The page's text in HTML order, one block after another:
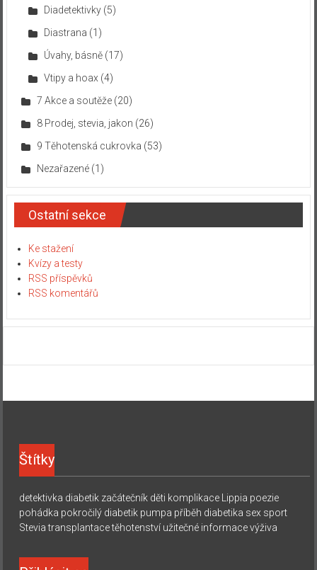
Diadetektivky(5)
Diastrana (1)
Úvahy, básně(17)
Vtipy a hoax (4)
7 Akce a soutěže(20)
8 Prodej, stevia, jakon (26)
9 Těhotenská cukrovka (53)
Nezařazené(1)
Ostatní sekce
Ke stažení
Kvízy a testy
RSS příspěvků
RSS komentářů
Štítky
detektivka diabetik začátečník děti komplikace Lippia poezie
pohádka pokročilý diabetik pumpa příběh diabetika sex sport
Stevia transplantace těhotenství užitečné informace výživa